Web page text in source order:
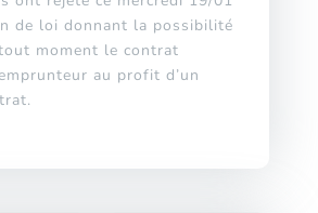
de loi donnant la possibilité
moment le contrat
au profit d’un